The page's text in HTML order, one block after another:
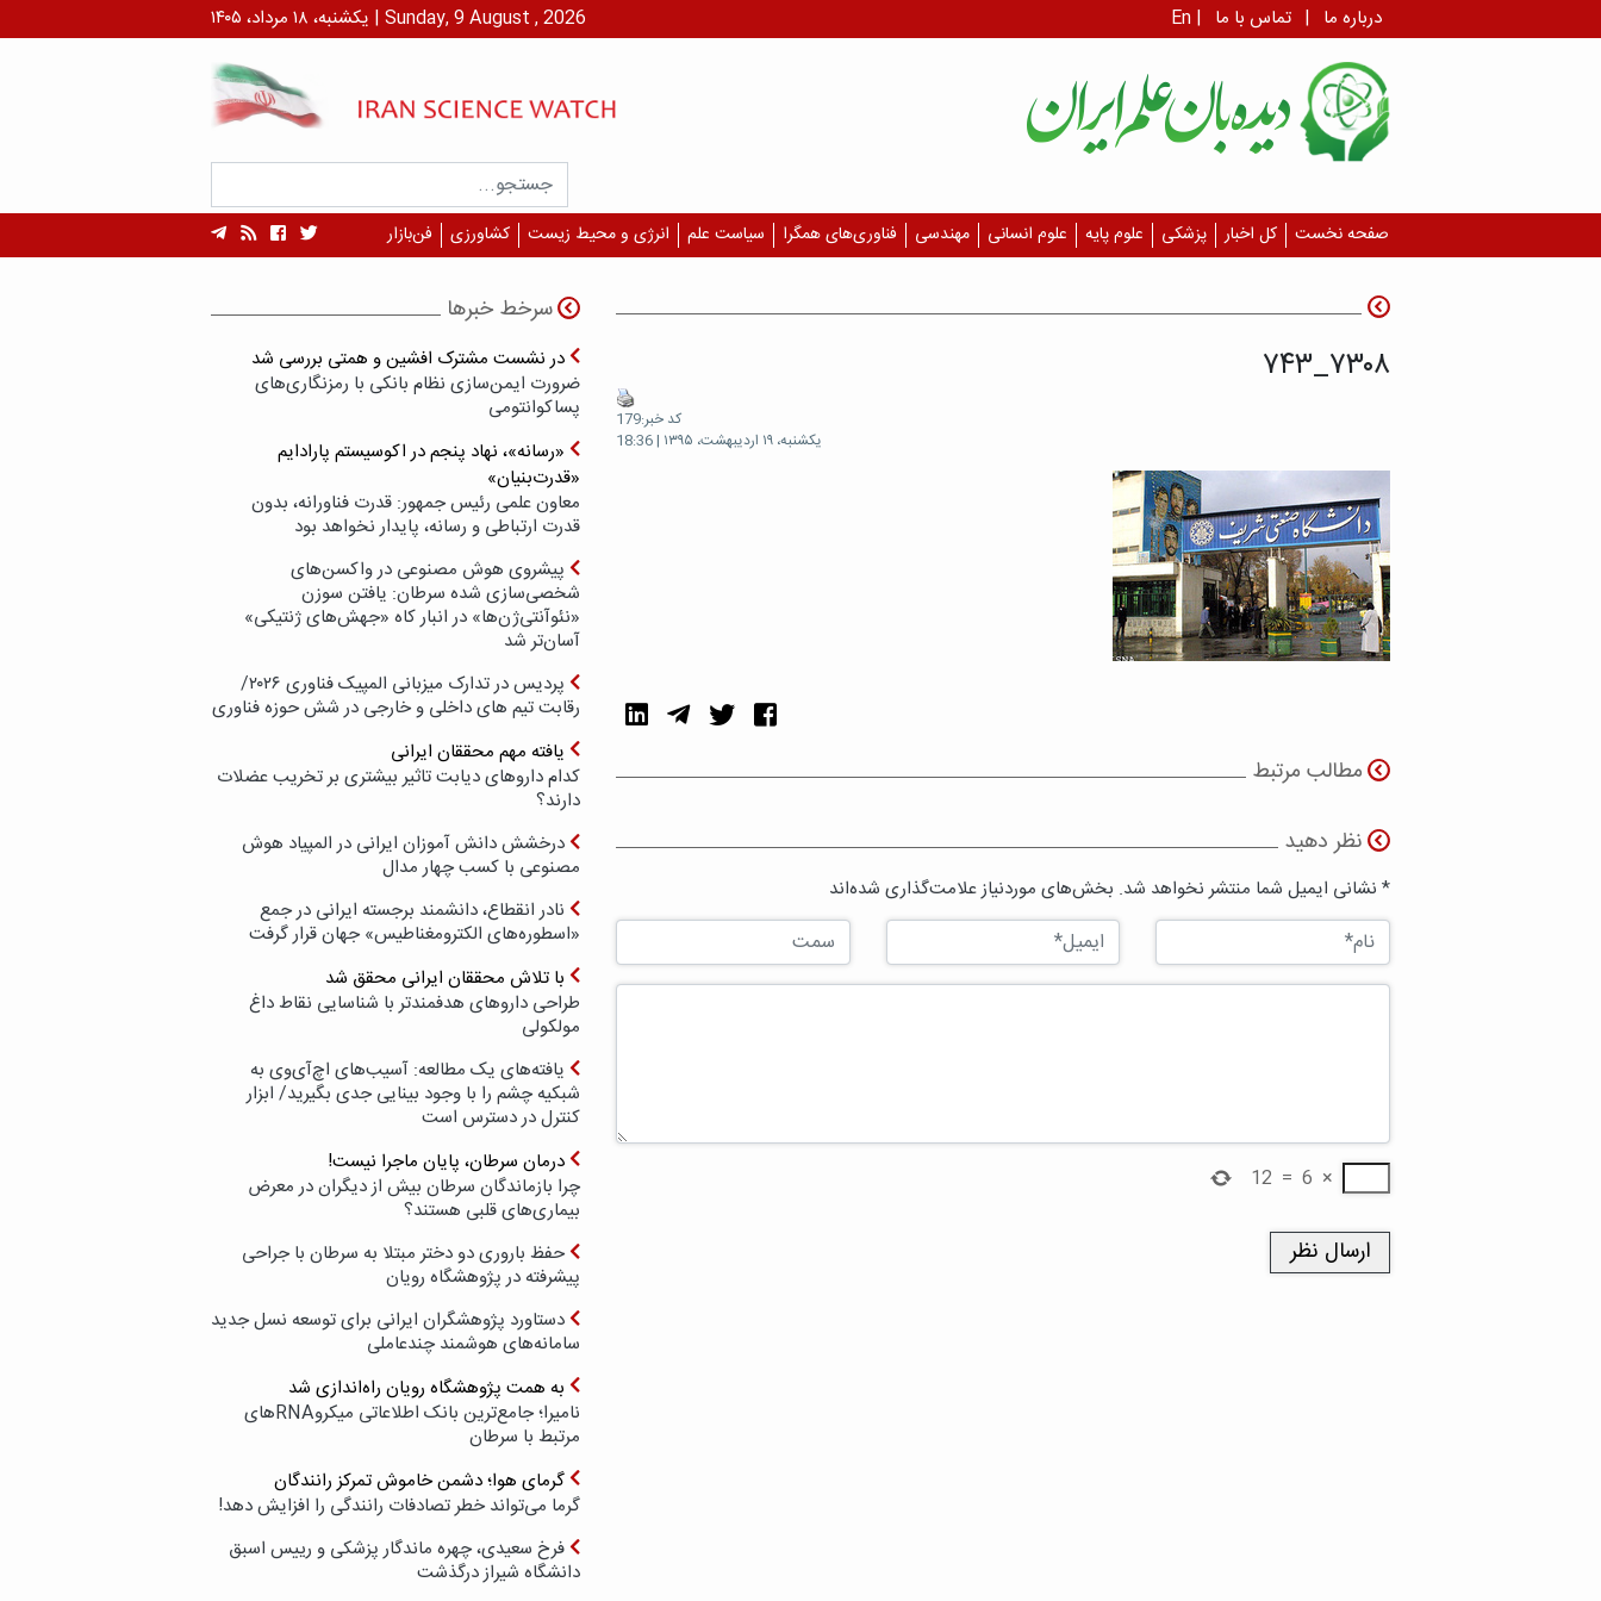
یکشنبه، ۱۸ مرداد، ۱۴۰۵ | Sunday, 9 August , 2026 En | درباره ما | تماس با ما
صفحه نخست کل اخبار پزشکی علوم پایه علوم انسانی مهندسی فناوری‌های همگرا سیاست علم انرژی و محیط زیست کشاورزی فن‌بازار
۷۳۰۸_۷۴۳
کد خبر:179
یکشنبه، ۱۹ اردیبهشت، ۱۳۹۵ | 18:36
مطالب مرتبط
نظر دهید
* نشانی ایمیل شما منتشر نخواهد شد. بخش‌های موردنیاز علامت‌گذاری شده‌اند
×
6
=
12
سرخط خبرها
در نشست مشترک افشین و همتی بررسی شد
ضرورت ایمن‌سازی نظام بانکی با رمزنگاری‌های
پسا‌کوانتومی
«رسانه»، نهاد پنجم در اکوسیستم پارادایم
«قدرت‌بنیان»
معاون علمی رئیس جمهور: قدرت فناورانه، بدون
قدرت ارتباطی و رسانه، پایدار نخواهد بود
پیشروی هوش مصنوعی در واکسن‌های
شخصی‌سازی شده سرطان: یافتن سوزن
«نئوآنتی‌ژن‌ها» در انبار کاه «جهش‌های ژنتیکی»
آسان‌تر شد
پردیس در تدارک میزبانی المپیک فناوری ۲۰۲۶/
رقابت تیم های داخلی و خارجی در شش حوزه فناوری
یافته مهم محققان ایرانی
کدام داروهای دیابت تاثیر بیشتری بر تخریب عضلات
دارند؟
درخشش دانش آموزان ایرانی در المپیاد هوش
مصنوعی با کسب چهار مدال
نادر انقطاع، دانشمند برجسته ایرانی در جمع
«اسطوره‌های الکترومغناطیس» جهان قرار گرفت
با تلاش محققان ایرانی محقق شد
طراحی داروهای هدفمندتر با شناسایی نقاط داغ
مولکولی
یافته‌های یک مطالعه: آسیب‌های اچ‌آی‌وی به
شبکیه چشم را با وجود بینایی جدی بگیرید/ ابزار
کنترل در دسترس است
درمان سرطان، پایان ماجرا نیست!
چرا بازماندگان سرطان بیش از دیگران در معرض
بیماری‌های قلبی هستند؟
حفظ باروری دو دختر مبتلا به سرطان با جراحی
پیشرفته در پژوهشگاه رویان
دستاورد پژوهشگران ایرانی برای توسعه نسل جدید
سامانه‌های هوشمند چندعاملی
به همت پژوهشگاه رویان راه‌اندازی شد
نامیرا؛ جامع‌ترین بانک اطلاعاتی میکروRNAهای
مرتبط با سرطان
گرمای هوا؛ دشمن خاموش تمرکز رانندگان
گرما می‌تواند خطر تصادفات رانندگی را افزایش دهد!
فرخ سعیدی، چهره ماندگار پزشکی و رییس اسبق
دانشگاه شیراز درگذشت